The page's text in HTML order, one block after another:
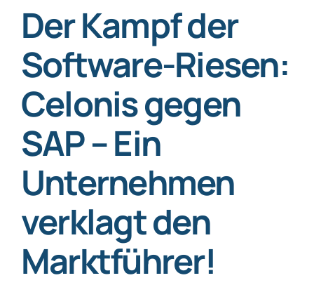
Jetzt absichern
Der Kampf der
Software-Riesen:
Celonis gegen
SAP – Ein
Unternehmen
verklagt den
Marktführer!